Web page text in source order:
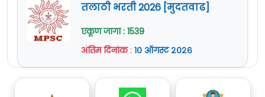
तलाठी भरती 2026 [मुदतवाढ]
एकूण जागा : 1539
अंतिम दिनांक: १० ऑगस्ट २०२६